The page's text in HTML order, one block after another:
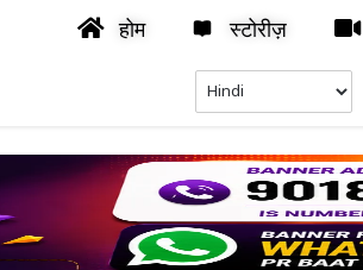
होम स्टोरीज़